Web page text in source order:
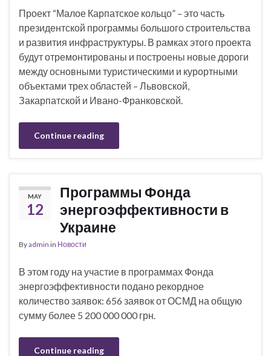
Проект “Малое Карпатское кольцо” – это часть
президентской программы большого строительства
и развития инфраструктуры. В рамках этого проекта
будут отремонтированы и построены новые дороги
между основными туристическими и курортными
объектами трех областей – Львовской,
Закарпатской и Ивано-Франковской.
Continue reading
MAY
12
Программы Фонда
энергоэффективности в
Украине
Byadmin in Новости
В этом году на участие в программах Фонда
энергоэффективности подано рекордное
количество заявок: 656 заявок от ОСМД на общую
сумму более 5 200 000 000 грн.
Continue reading